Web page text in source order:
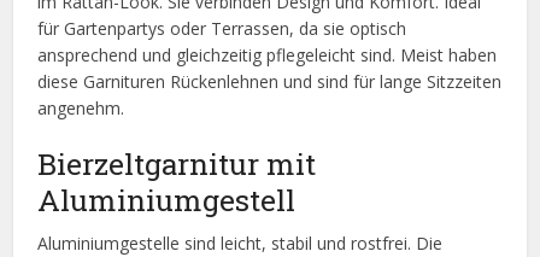
für Gartenpartys oder Terrassen, da sie optisch
ansprechend und gleichzeitig pflegeleicht sind. Meist haben
diese Garnituren Rückenlehnen und sind für lange Sitzzeiten
angenehm.
Bierzeltgarnitur mit
Aluminiumgestell
Aluminiumgestelle sind leicht, stabil und rostfrei. Die